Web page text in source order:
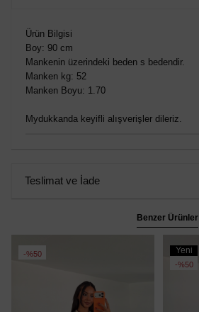
Ürün Bilgisi
Boy: 90 cm
Mankenin üzerindeki beden s bedendir.
Manken kg: 52
Manken Boyu: 1.70
Mydukkanda keyifli alışverişler dileriz.
Teslimat ve İade
Benzer Ürünler
%50
Yeni
Ürün
%50